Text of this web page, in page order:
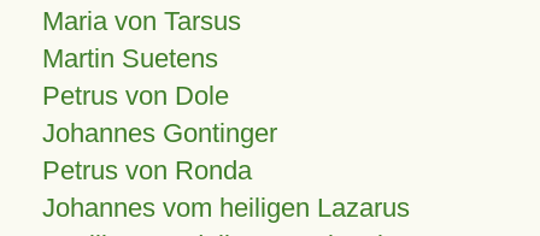
Maria von Tarsus
Martin Suetens
Petrus von Dole
Johannes Gontinger
Petrus von Ronda
Johannes vom heiligen Lazarus